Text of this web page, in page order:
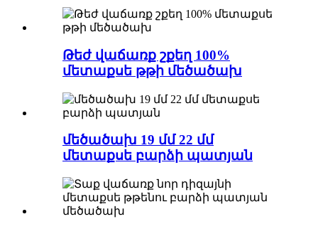
Թեժ վաճառք շքեղ 100%
մետաքսե թթի մեծածախ
մեծածախ 19 մմ 22 մմ
մետաքսե բարձի պատյան